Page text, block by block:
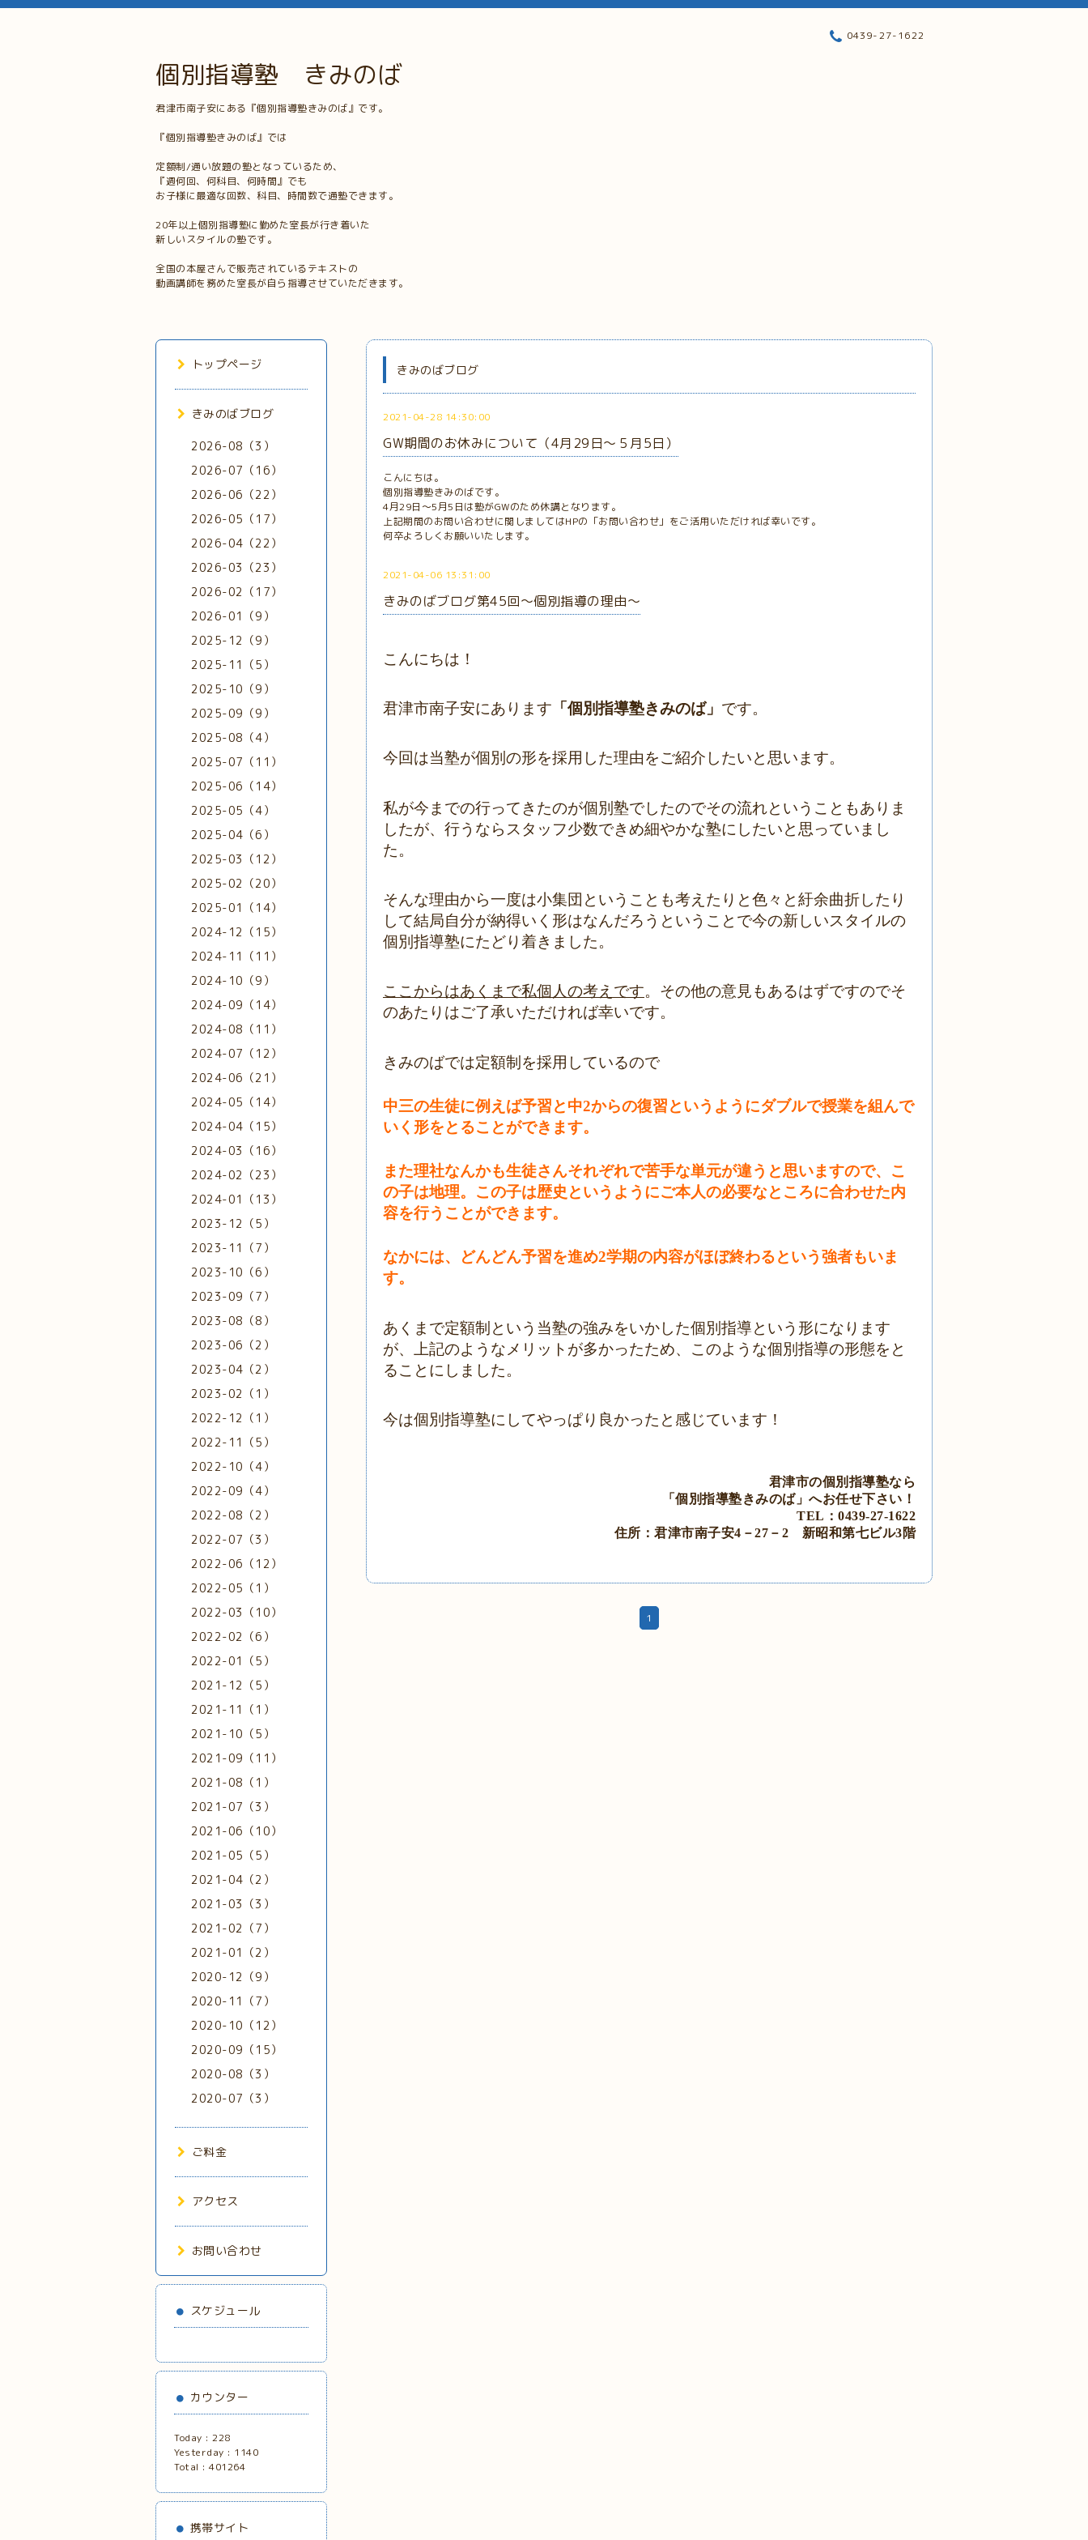
個別指導塾 きみのば
君津市南子安にある『個別指導塾きみのば』です。
『個別指導塾きみのば』では
定額制/通い放題の塾となっているため、
『週何回、何科目、何時間』でも
お子様に最適な回数、科目、時間数で通塾できます。
20年以上個別指導塾に勤めた室長が行き着いた
新しいスタイルの塾です。
全国の本屋さんで販売されているテキストの
動画講師を務めた室長が自ら指導させていただきます。
0439-27-1622
きみのばブログ
2021-04-28 14:30:00
GW期間のお休みについて（4月29日～５月5日）
こんにちは。
個別指導塾きみのばです。
4月29日～5月5日は塾がGWのため休講となります。
上記期間のお問い合わせに関しましてはHPの「お問い合わせ」をご活用いただければ幸いです。
何卒よろしくお願いいたします。
2021-04-06 13:31:00
きみのばブログ第45回～個別指導の理由～
こんにちは！
君津市南子安にあります 「個別指導塾きみのば」 です。
今回は当塾が個別の形を採用した理由をご紹介したいと思います。
私が今までの行ってきたのが個別塾でしたのでその流れということもありま
したが、行うならスタッフ少数できめ細やかな塾にしたいと思っていまし
た。
そんな理由から一度は小集団ということも考えたりと色々と紆余曲折したり
して結局自分が納得いく形はなんだろうということで今の新しいスタイルの
個別指導塾にたどり着きました。
ここからはあくまで私個人の考えです。その他の意見もあるはずですのでそ
のあたりはご了承いただければ幸いです。
きみのばでは定額制を採用しているので
中三の生徒に例えば予習と中2からの復習というようにダブルで授業を組んで
いく形をとることができます。
また理社なんかも生徒さんそれぞれで苦手な単元が違うと思いますので、こ
の子は地理。この子は歴史というようにご本人の必要なところに合わせた内
容を行うことができます。
なかには、どんどん予習を進め2学期の内容がほぼ終わるという強者もいま
す。
あくまで定額制という当塾の強みをいかした個別指導という形になります
が、上記のようなメリットが多かったため、このような個別指導の形態をと
ることにしました。
今は個別指導塾にしてやっぱり良かったと感じています！
君津市の個別指導塾なら
「個別指導塾きみのば」 へお任せ下さい！
TEL：0439‐27‐1622
住所：君津市南子安4－27－2 新昭和第七ビル3階
1
トップページ
きみのばブログ
2026-08（3）
2026-07（16）
2026-06（22）
2026-05（17）
2026-04（22）
2026-03（23）
2026-02（17）
2026-01（9）
2025-12（9）
2025-11（5）
2025-10（9）
2025-09（9）
2025-08（4）
2025-07（11）
2025-06（14）
2025-05（4）
2025-04（6）
2025-03（12）
2025-02（20）
2025-01（14）
2024-12（15）
2024-11（11）
2024-10（9）
2024-09（14）
2024-08（11）
2024-07（12）
2024-06（21）
2024-05（14）
2024-04（15）
2024-03（16）
2024-02（23）
2024-01（13）
2023-12（5）
2023-11（7）
2023-10（6）
2023-09（7）
2023-08（8）
2023-06（2）
2023-04（2）
2023-02（1）
2022-12（1）
2022-11（5）
2022-10（4）
2022-09（4）
2022-08（2）
2022-07（3）
2022-06（12）
2022-05（1）
2022-03（10）
2022-02（6）
2022-01（5）
2021-12（5）
2021-11（1）
2021-10（5）
2021-09（11）
2021-08（1）
2021-07（3）
2021-06（10）
2021-05（5）
2021-04（2）
2021-03（3）
2021-02（7）
2021-01（2）
2020-12（9）
2020-11（7）
2020-10（12）
2020-09（15）
2020-08（3）
2020-07（3）
ご料金
アクセス
お問い合わせ
スケジュール
カウンター
Today : 228
Yesterday : 1140
Total : 401264
携帯サイト